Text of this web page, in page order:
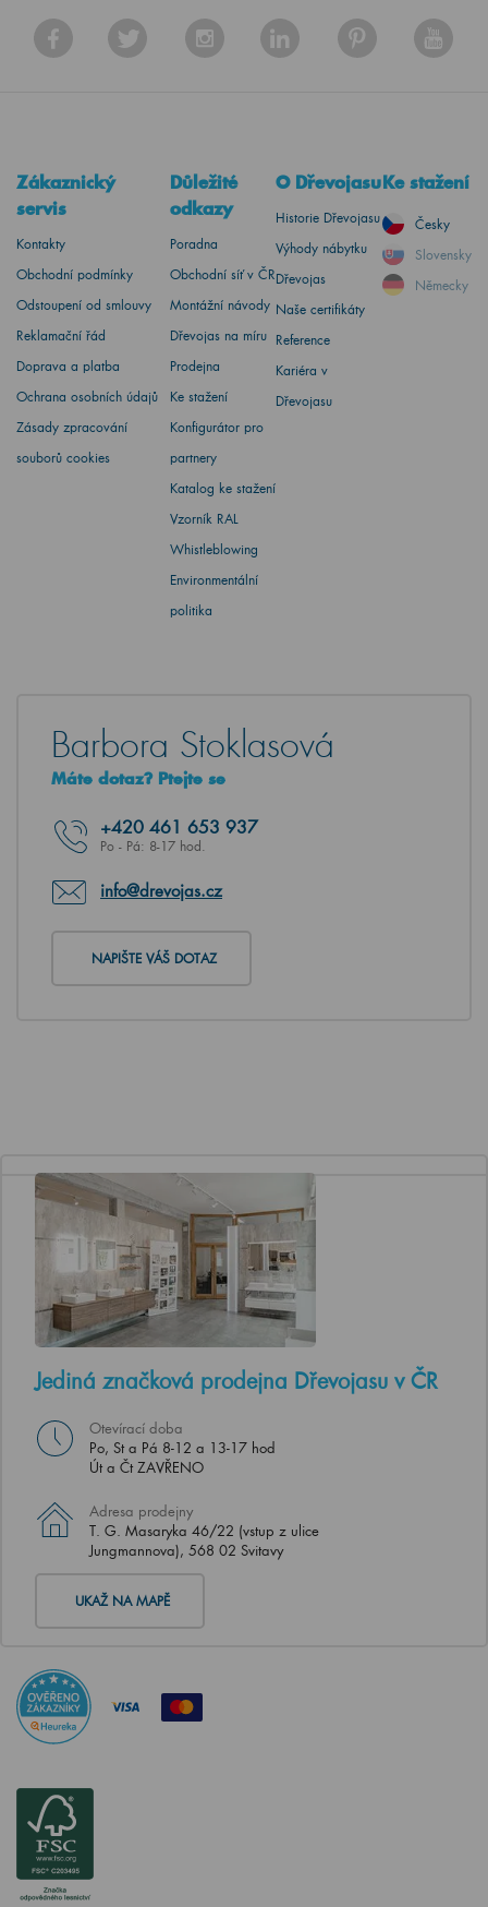
Zákaznický
servis
Kontakty
Obchodní podmínky
Odstoupení od smlouvy
Reklamační řád
Doprava a platba
Ochrana osobních údajů
Zásady zpracování
souborů cookies
Důležité
odkazy
Poradna
Obchodní síť v ČR
Montážní návody
Dřevojas na míru
Prodejna
Ke stažení
Konfigurátor pro
partnery
Katalog ke stažení
Vzorník RAL
Whistleblowing
Environmentální
politika
O Dřevojasu
Historie Dřevojasu
Výhody nábytku
Dřevojas
Naše certifikáty
Reference
Kariéra v
Dřevojasu
Ke stažení
Česky
Slovensky
Německy
Barbora Stoklasová
Máte dotaz? Ptejte se
+420 461 653 937
Po - Pá: 8-17 hod.
info@drevojas.cz
NAPIŠTE VÁŠ DOTAZ
Jediná značková prodejna Dřevojasu v ČR
Otevírací doba
Po, St a Pá 8-12 a 13-17 hod
Út a Čt ZAVŘENO
Adresa prodejny
T. G. Masaryka 46/22 (vstup z ulice
Jungmannova), 568 02 Svitavy
UKAŽ NA MAPĚ